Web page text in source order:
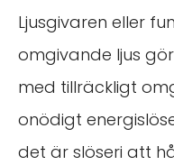
Ljusgivaren eller
omgivande ljus
med tillräckligt
onödigt
det är slöseri att